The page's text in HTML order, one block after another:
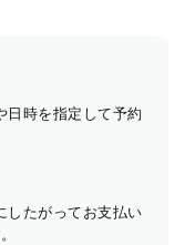
日時を指定して予約
したがってお支払い